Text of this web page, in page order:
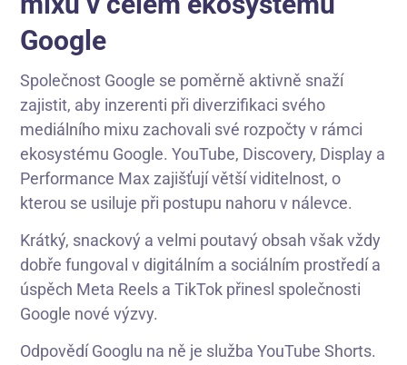
Google
Společnost Google se poměrně aktivně snaží
zajistit, aby inzerenti při diverzifikaci svého
mediálního mixu zachovali své rozpočty v rámci
ekosystému Google. YouTube, Discovery, Display a
Performance Max zajišťují větší viditelnost, o
kterou se usiluje při postupu nahoru v nálevce.
Krátký, snackový a velmi poutavý obsah však vždy
dobře fungoval v digitálním a sociálním prostředí a
úspěch Meta Reels a TikTok přinesl společnosti
Google nové výzvy.
Odpovědí Googlu na ně je služba YouTube Shorts.